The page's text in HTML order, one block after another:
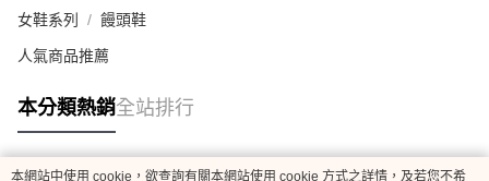
女鞋系列 饅頭鞋
人氣商品推薦
本分類熱銷全站排行
本網站中使用 cookie，欲查詢有關本網站使用 cookie 方式之詳情，及若您不希